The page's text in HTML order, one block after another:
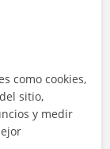
como cookies,
sitio,
y medir